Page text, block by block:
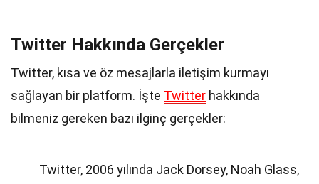
Twitter Hakkında Gerçekler
Twitter, kısa ve öz mesajlarla iletişim kurmayı
sağlayan bir platform. İşte Twitter hakkında
bilmeniz gereken bazı ilginç gerçekler:
Twitter, 2006 yılında Jack Dorsey, Noah Glass,